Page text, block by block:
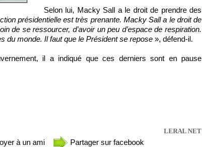
Selon lui, Macky Sall a le droit de prendre des
présidentielle est très prenante. Macky Sall a le droit de
de se ressourcer, d’avoir un peu d’espace de respiration.
du monde. Il faut que le Président se repose », défend-il.
il a indiqué que ces derniers sont en pause
LERAL NET
à un ami Partager sur facebook